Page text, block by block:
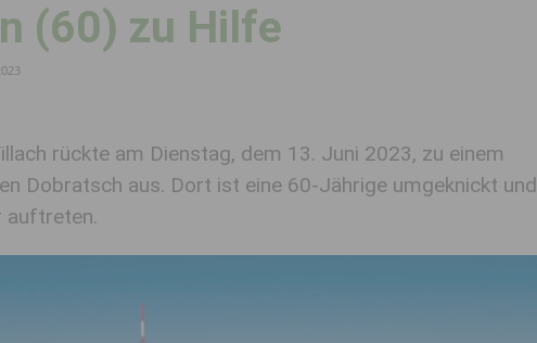
(60) zu Hilfe
rückte am Dienstag, dem 13. Juni 2023, zu einem
Dobratsch aus. Dort ist eine 60-Jährige umgeknickt und
auftreten.